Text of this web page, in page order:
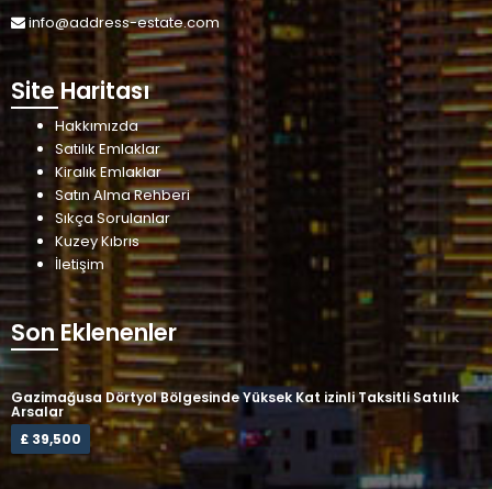
info@address-estate.com
Site Haritası
Hakkımızda
Satılık Emlaklar
Kiralık Emlaklar
Satın Alma Rehberi
Sıkça Sorulanlar
Kuzey Kıbrıs
İletişim
Son Eklenenler
Gazimağusa Dörtyol Bölgesinde Yüksek Kat izinli Taksitli Satılık
Arsalar
£ 39,500